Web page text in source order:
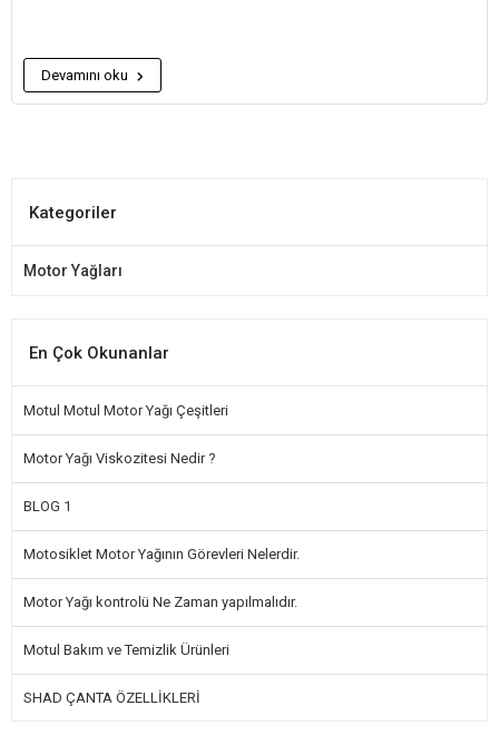
Devamını oku
Kategoriler
Motor Yağları
En Çok Okunanlar
Motul Motul Motor Yağı Çeşitleri
Motor Yağı Viskozitesi Nedir ?
BLOG 1
Motosiklet Motor Yağının Görevleri Nelerdir.
Motor Yağı kontrolü Ne Zaman yapılmalıdır.
Motul Bakım ve Temizlik Ürünleri
SHAD ÇANTA ÖZELLİKLERİ